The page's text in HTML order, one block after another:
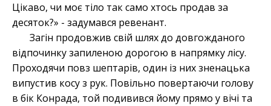
Цікаво, чи моє тіло так само хтось продав за
десяток?» - задумався ревенант.
Загін продовжив свій шлях до довгожданого
відпочинку запиленою дорогою в напрямку лісу.
Проходячи повз шептарів, один із них зненацька
випустив косу з рук. Повільно повертаючи голову
в бік Конрада, той подивився йому прямо у вічі та